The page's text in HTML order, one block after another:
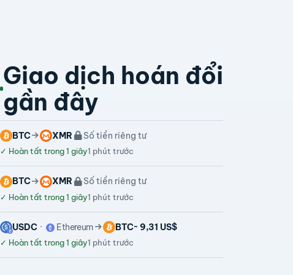
Giao dịch hoán đổi
gần đây
BTC XMR Số tiền riêng tư
✓ Hoàn tất trong 1 giây1 phút trước
BTC XMR Số tiền riêng tư
✓ Hoàn tất trong 1 giây1 phút trước
USDC Ethereum BTC~ 9,31 US$
✓ Hoàn tất trong 1 giây1 phút trước